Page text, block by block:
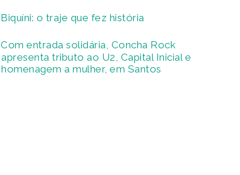
Biquíni: o traje que fez história
Com entrada solidária, Concha Rock
apresenta tributo ao U2, Capital Inicial e
homenagem a mulher, em Santos